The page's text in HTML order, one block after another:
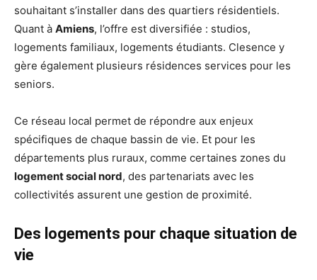
souhaitant s’installer dans des quartiers résidentiels.
Quant à Amiens, l’offre est diversifiée : studios,
logements familiaux, logements étudiants. Clesence y
gère également plusieurs résidences services pour les
seniors.
Ce réseau local permet de répondre aux enjeux
spécifiques de chaque bassin de vie. Et pour les
départements plus ruraux, comme certaines zones du
logement social nord, des partenariats avec les
collectivités assurent une gestion de proximité.
Des logements pour chaque situation de
vie